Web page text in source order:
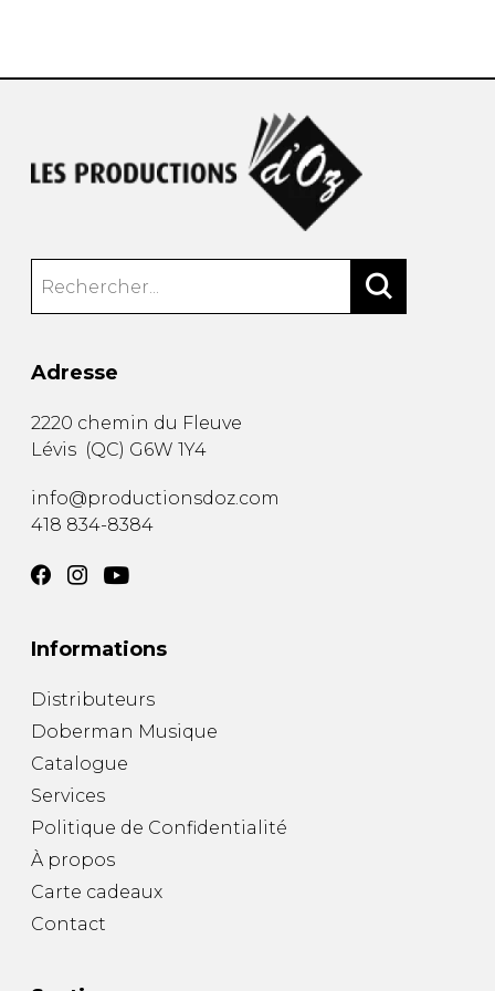
Adresse
2220 chemin du Fleuve
Lévis (QC) G6W 1Y4
info@productionsdoz.com
418 834-8384
Informations
Distributeurs
Doberman Musique
Catalogue
Services
Politique de Confidentialité
À propos
Carte cadeaux
Contact